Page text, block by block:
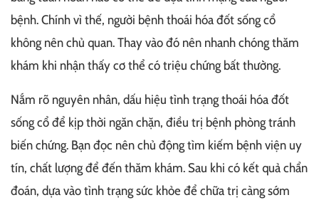
bệnh. Chính vì thế, người bệnh thoái hóa đốt sống cổ
không nên chủ quan. Thay vào đó nên nhanh chóng thăm
khám khi nhận thấy cơ thể có triệu chứng bất thường.
Nắm rõ nguyên nhân, dấu hiệu tình trạng thoái hóa đốt
sống cổ để kịp thời ngăn chặn, điều trị bệnh phòng tránh
biến chứng. Bạn đọc nên chủ động tìm kiếm bệnh viện uy
tín, chất lượng để đến thăm khám. Sau khi có kết quả chẩn
đoán, dựa vào tình trạng sức khỏe để chữa trị càng sớm